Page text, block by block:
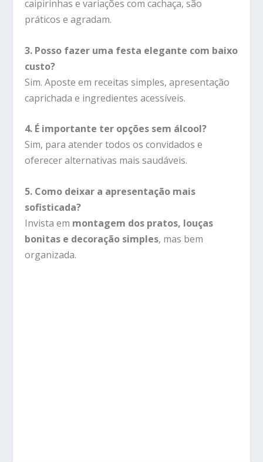
caipirinhas e variações com cachaça, são
práticos e agradam.
3. Posso fazer uma festa elegante com baixo
custo?
Sim. Aposte em receitas simples, apresentação
caprichada e ingredientes acessíveis.
4. É importante ter opções sem álcool?
Sim, para atender todos os convidados e
oferecer alternativas mais saudáveis.
5. Como deixar a apresentação mais
sofisticada?
Invista em montagem dos pratos, louças
bonitas e decoração simples, mas bem
organizada.